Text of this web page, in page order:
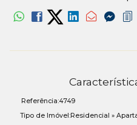
Referência:4749
Tipo de Imóvel:Residencial »